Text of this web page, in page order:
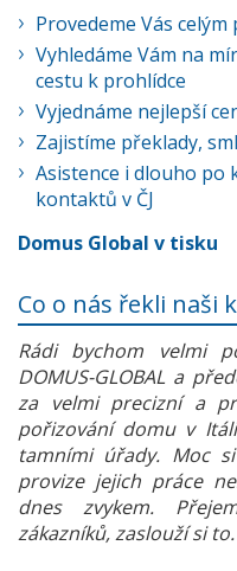
Provedeme Vás
Vyhledáme Vám na
cestu k prohlídce
Vyjednáme nejlepší
Zajistíme překlady,
Asistence i dlouho po
kontaktů v ČJ
Domus Global v tisku
Co o nás řekli naši
Rádi bychom velmi
DOMUS-GLOBAL a
za velmi precizní a
pořizování domu v
tamními úřady. Moc
provize jejich práce
dnes zvykem.
zákazníků, zaslouží si to.